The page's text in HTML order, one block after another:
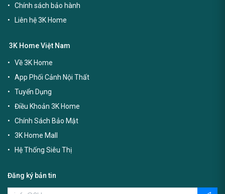
Chính sách bảo hành
Liên hệ 3K Home
3K Home Việt Nam
Về 3K Home
App Phối Cảnh Nội Thất
Tuyển Dụng
Điều Khoản 3K Home
Chính Sách Bảo Mật
3K Home Mall
Hệ Thống Siêu Thị
Đăng ký bản tin